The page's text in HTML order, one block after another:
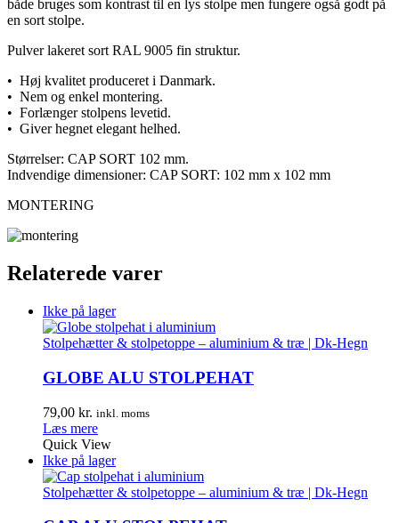
både bruges som kontrast til en lys stolpe men fungere også godt på
en sort stolpe.
Pulver lakeret sort RAL 9005 fin struktur.
• Høj kvalitet produceret i Danmark.
• Nem og enkel montering.
• Forlænger stolpens levetid.
• Giver hegnet elegant helhed.
Størrelser: CAP SORT 102 mm.
Indvendige dimensioner: CAP SORT: 102 mm x 102 mm
MONTERING
Relaterede varer
Ikke på lager
Stolpehætter & stolpetoppe – aluminium & træ | Dk-Hegn
GLOBE ALU STOLPEHAT
79,00 kr. inkl. moms
Læs mere
Quick View
Ikke på lager
Stolpehætter & stolpetoppe – aluminium & træ | Dk-Hegn